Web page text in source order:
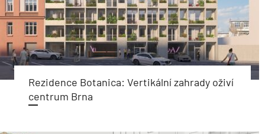
Rezidence Botanica: Vertikální zahrady oživí
centrum Brna